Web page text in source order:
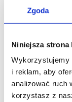
Zgoda
Niniejsza
Wykorzystujemy
i reklam, aby
analizować ruch
korzystasz z
Przy
inwazji